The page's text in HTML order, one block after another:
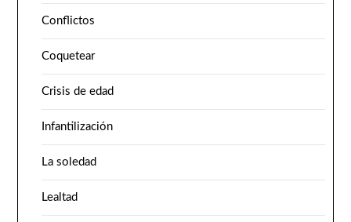
Conflictos
Coquetear
Crisis de edad
Infantilización
La soledad
Lealtad